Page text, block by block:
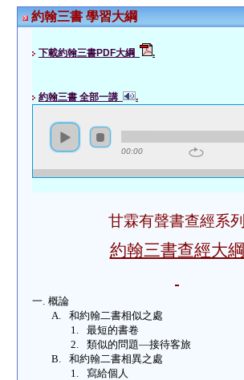
約翰三書 學習大綱
下載約翰三書PDF大綱 .
約翰三書 全部一講 .
00:00
甘霖有聲書查經系列
約翰三書查經大綱
一. 概論
A.
和約翰二書相似之處
1.
最短的書卷
2.
類似的問題—接待客旅
B.
和約翰二書相異之處
1.
寫給個人